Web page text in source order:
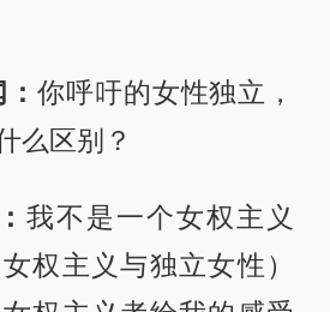
才是这个社会的主
对35%。我觉得我
主义者，50%对50%
）
你说过女人要经济独